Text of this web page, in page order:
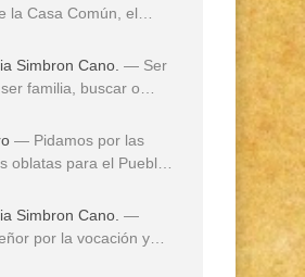
la Casa Común, el
Simbron Cano. — Ser
familia, buscar o
— Pidamos por las
oblatas para el Pueblo
Simbron Cano. —
por la vocación y